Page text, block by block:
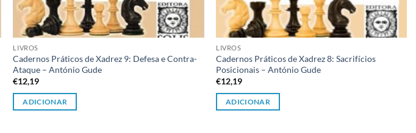
LIVROS
Cadernos Práticos de Xadrez 9: Defesa e Contra-
Ataque – António Gude
€12,19
ADICIONAR
LIVROS
Cadernos Práticos de Xadrez 8: Sacrifícios
Posicionais – António Gude
€12,19
ADICIONAR